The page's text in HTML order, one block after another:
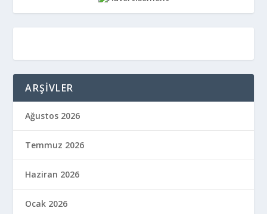
ARŞIVLER
Ağustos 2026
Temmuz 2026
Haziran 2026
Ocak 2026